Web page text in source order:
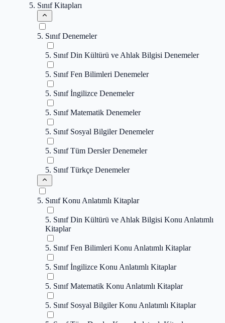
5. Sınıf Kitapları
5. Sınıf Denemeler
5. Sınıf Din Kültürü ve Ahlak Bilgisi Denemeler
5. Sınıf Fen Bilimleri Denemeler
5. Sınıf İngilizce Denemeler
5. Sınıf Matematik Denemeler
5. Sınıf Sosyal Bilgiler Denemeler
5. Sınıf Tüm Dersler Denemeler
5. Sınıf Türkçe Denemeler
5. Sınıf Konu Anlatımlı Kitaplar
5. Sınıf Din Kültürü ve Ahlak Bilgisi Konu Anlatımlı
Kitaplar
5. Sınıf Fen Bilimleri Konu Anlatımlı Kitaplar
5. Sınıf İngilizce Konu Anlatımlı Kitaplar
5. Sınıf Matematik Konu Anlatımlı Kitaplar
5. Sınıf Sosyal Bilgiler Konu Anlatımlı Kitaplar